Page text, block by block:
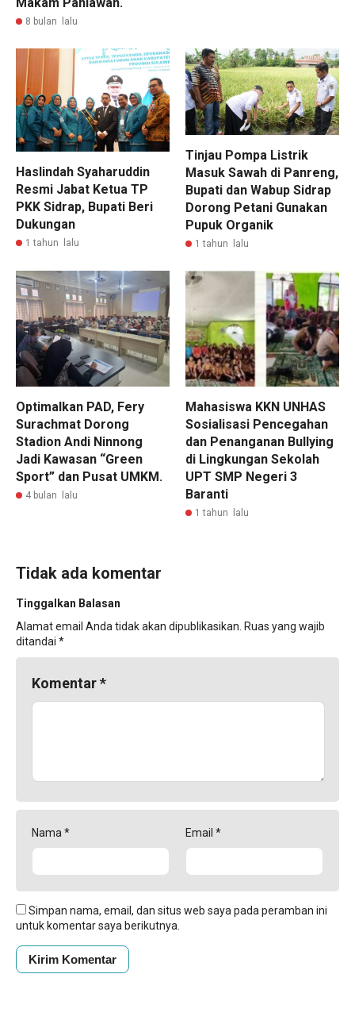
8 bulan lalu
Haslindah Syaharuddin
Resmi Jabat Ketua TP
PKK Sidrap, Bupati Beri
Dukungan
1 tahun lalu
Tinjau Pompa Listrik
Masuk Sawah di Panreng,
Bupati dan Wabup Sidrap
Dorong Petani Gunakan
Pupuk Organik
1 tahun lalu
Optimalkan PAD, Fery
Surachmat Dorong
Stadion Andi Ninnong
Jadi Kawasan “Green
Sport” dan Pusat UMKM.
4 bulan lalu
Mahasiswa KKN UNHAS
Sosialisasi Pencegahan
dan Penanganan Bullying
di Lingkungan Sekolah
UPT SMP Negeri 3
Baranti
1 tahun lalu
Tidak ada komentar
Tinggalkan Balasan
Alamat email Anda tidak akan dipublikasikan. Ruas yang wajib
ditandai *
Komentar*
Nama * Email *
Simpan nama, email, dan situs web saya pada peramban ini
untuk komentar saya berikutnya.